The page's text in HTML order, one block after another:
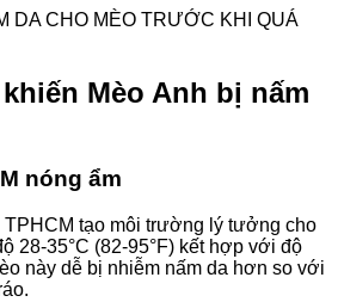
Mèo Anh bị nấm
nóng ẩm
tạo môi trường lý tưởng cho
28-35°C (82-95°F) kết hợp với độ
này dễ bị nhiễm nấm da hơn so với